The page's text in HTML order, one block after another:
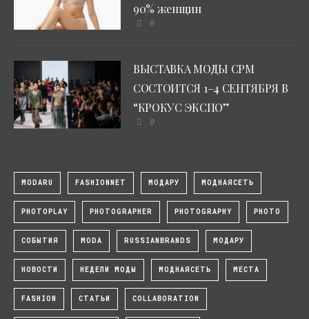
90% женщин
0
ВЫСТАВКА МОДЫ CPM
СОСТОИТСЯ 1–4 СЕНТЯБРЯ В
“КРОКУС ЭКСПО”
0
MODARU FASHIONNET МОДАРУ МОДНАЯСЕТЬ
PHOTOPLAY PHOTOGRAPHER PHOTOGRAPHY PHOTO
СОБЫТИЯ MODA RUSSIANBRANDS МОДАРУ
НОВОСТИ НЕДЕЛИ МОДЫ МОДНАЯСЕТЬ МЕСТА
FASHION СТАТЬИ COLLABORATION